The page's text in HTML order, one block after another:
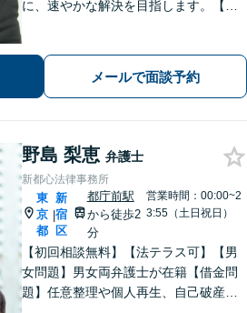
に、速やかな解決を目指します。【電
谷駅2分】【土日祝・夜間対応可】【W
メールで面談予約
野島 梨恵 弁護士
新都心法律事務所
東
京
都
|
新
宿
区
都庁前駅
から徒歩2
分
営業時間：00:00~2
3:55（土日祝日）
【初回相談無料】【法テラス可】【男
女問題】男女両弁護士が在籍【借金問
題】任意整理や個人再生、自己破産な